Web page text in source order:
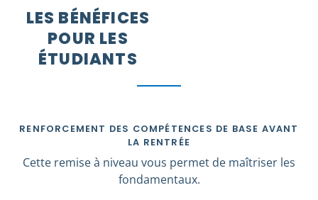
LES BÉNÉFICES
POUR LES
ÉTUDIANTS
RENFORCEMENT DES COMPÉTENCES DE BASE AVANT
LA RENTRÉE
Cette remise à niveau vous permet de maîtriser les
fondamentaux.